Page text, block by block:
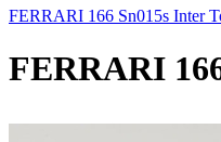
FERRARI 166 Sn015s Inter
FERRARI